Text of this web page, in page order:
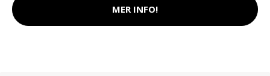
MER INFO!